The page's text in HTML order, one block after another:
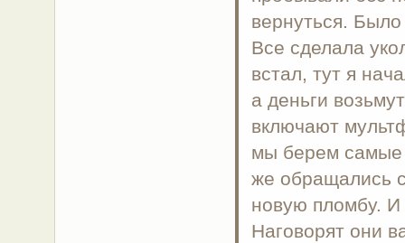
вернуться.
Все сделала
встал, тут я
а деньги
включают
мы берем самые
же обращались
новую пломбу. И
Наговорят они